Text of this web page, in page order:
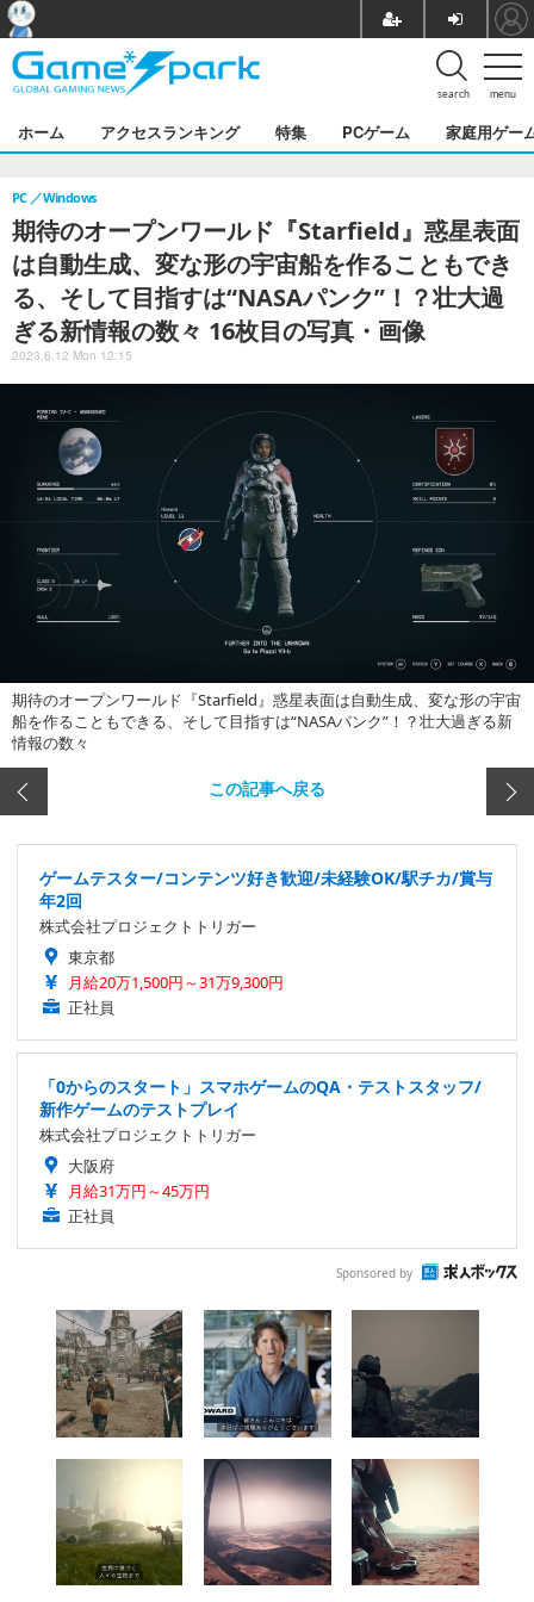
menu
search
ホーム アクセスランキング 特集 PCゲーム 家庭用ゲー
期待のオープンワールド『Starfield』惑星表面
は自動生成、変な形の宇宙船を作ることもでき
る、そして目指すは“NASAパンク”！？壮大過
ぎる新情報の数々 16枚目の写真・画像
PC Windows
2023.6.12 Mon 12:15
期待のオープンワールド『Starfield』惑星表面は自動生成、変な形の宇宙
船を作ることもできる、そして目指すは“NASAパンク”！？壮大過ぎる新
情報の数々
この記事へ戻る
ゲームテスター/コンテンツ好き歓迎/未経験OK/駅チカ/賞与
年2回
株式会社プロジェクトトリガー
東京都
月給20万1,500円～31万9,300円
正社員
「0からのスタート」スマホゲームのQA・テストスタッフ/
新作ゲームのテストプレイ
株式会社プロジェクトトリガー
大阪府
月給31万円～45万円
正社員
Sponsored by